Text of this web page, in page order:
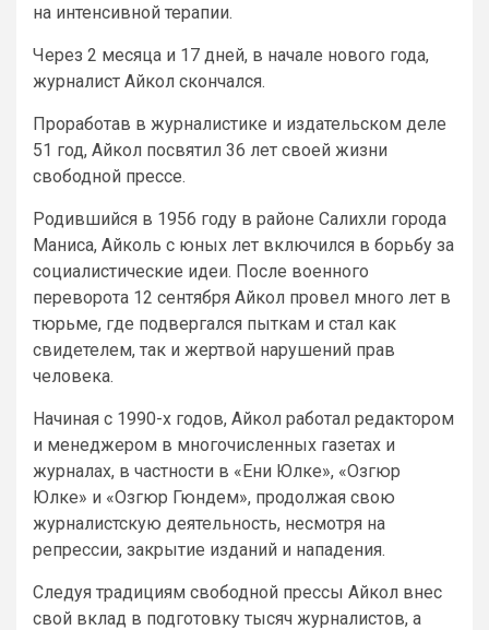
на интенсивной терапии.
Через 2 месяца и 17 дней, в начале нового года,
журналист Айкол скончался.
Проработав в журналистике и издательском деле
51 год, Айкол посвятил 36 лет своей жизни
свободной прессе.
Родившийся в 1956 году в районе Салихли города
Маниса, Айколь с юных лет включился в борьбу за
социалистические идеи. После военного
переворота 12 сентября Айкол провел много лет в
тюрьме, где подвергался пыткам и стал как
свидетелем, так и жертвой нарушений прав
человека.
Начиная с 1990-х годов, Айкол работал редактором
и менеджером в многочисленных газетах и
журналах, в частности в «Ени Юлке», «Озгюр
Юлке» и «Озгюр Гюндем», продолжая свою
журналистскую деятельность, несмотря на
репрессии, закрытие изданий и нападения.
Следуя традициям свободной прессы Айкол внес
свой вклад в подготовку тысяч журналистов, а